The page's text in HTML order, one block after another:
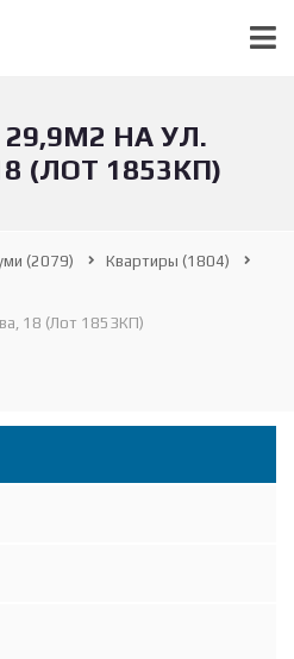
НА УЛ.
(ЛОТ 1853КП)
(2079) Квартиры (1804)
18 (Лот 1853КП)